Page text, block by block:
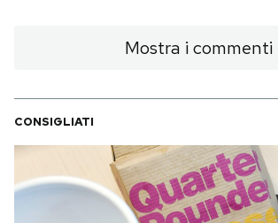
Mostra i commenti
CONSIGLIATI